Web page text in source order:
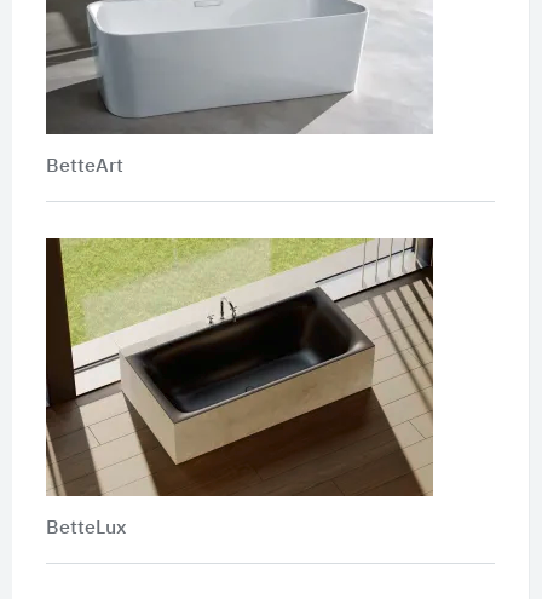
BetteArt
BetteLux